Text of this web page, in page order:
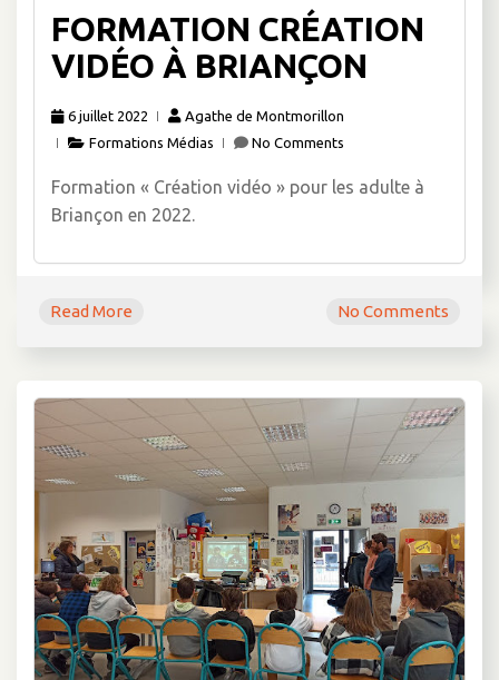
FORMATION CRÉATION
VIDÉO À BRIANÇON
6 juillet 2022
Agathe de Montmorillon
Formations Médias
No Comments
Formation « Création vidéo » pour les adulte à
Briançon en 2022.
Read More No Comments